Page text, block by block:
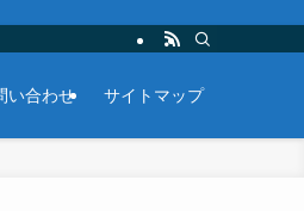
い合わせ サイトマップ